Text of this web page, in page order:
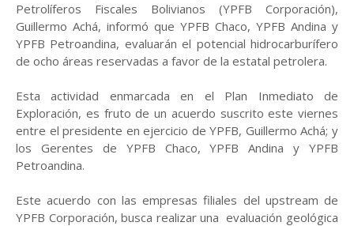
Petrolíferos Fiscales Bolivianos (YPFB Corporación),
Guillermo Achá, informó que YPFB Chaco, YPFB Andina y
YPFB Petroandina, evaluarán el potencial hidrocarburífero
de ocho áreas reservadas a favor de la estatal petrolera.
Esta actividad enmarcada en el Plan Inmediato de
Exploración, es fruto de un acuerdo suscrito este viernes
entre el presidente en ejercicio de YPFB, Guillermo Achá; y
los Gerentes de YPFB Chaco, YPFB Andina y YPFB
Petroandina.
Este acuerdo con las empresas filiales del upstream de
YPFB Corporación, busca realizar una evaluación geológica